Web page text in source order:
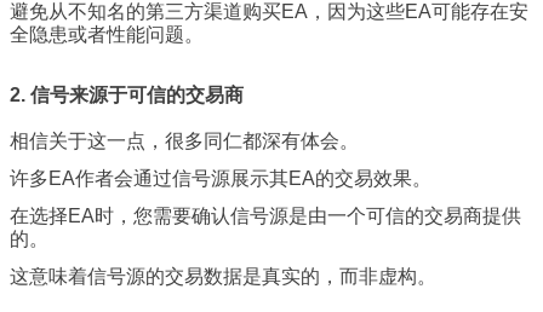
避免从不知名的第三方渠道购买EA，因为这些EA可能存在安
全隐患或者性能问题。
2. 信号来源于可信的交易商
相信关于这一点，很多同仁都深有体会。
许多EA作者会通过信号源展示其EA的交易效果。
在选择EA时，您需要确认信号源是由一个可信的交易商提供
的。
这意味着信号源的交易数据是真实的，而非虚构。